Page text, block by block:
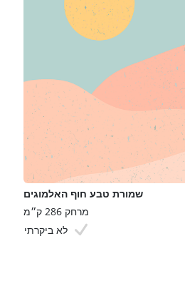
שמורת טבע חוף האלמוגים
מרחק 286 ק״מ
לא ביקרתי